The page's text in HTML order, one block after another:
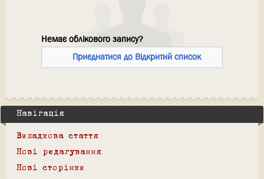
Немає облікового запису?
Приєднатися до Відкритий список
Навігація
Випадкова стаття
Нові редагування
Нові сторінки